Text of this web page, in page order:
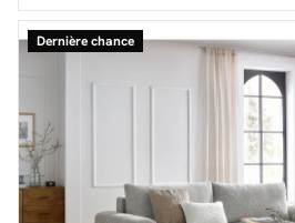
Dernière chance